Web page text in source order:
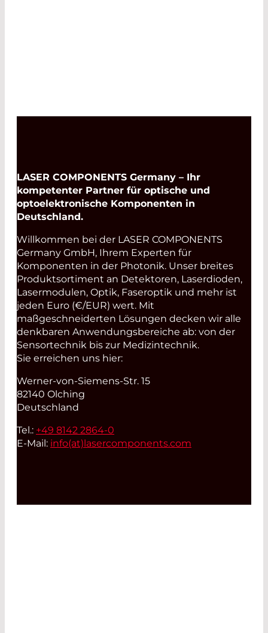
LASER COMPONENTS Germany – Ihr
kompetenter Partner für optische und
optoelektronische Komponenten in
Deutschland.
Willkommen bei der LASER COMPONENTS
Germany GmbH, Ihrem Experten für
Komponenten in der Photonik. Unser breites
Produktsortiment an Detektoren, Laserdioden,
Lasermodulen, Optik, Faseroptik und mehr ist
jeden Euro (€/EUR) wert. Mit
maßgeschneiderten Lösungen decken wir alle
denkbaren Anwendungsbereiche ab: von der
Sensortechnik bis zur Medizintechnik.
Sie erreichen uns hier:
Werner-von-Siemens-Str. 15
82140 Olching
Deutschland
Tel.: +49 8142 2864-0
E-Mail: info(at) lasercomponents.com